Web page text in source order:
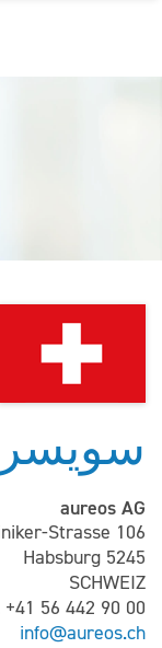
aureos AG
Strasse 106
5245 Habsburg
SCHWEIZ
+41 56 442 90 00
info@aureos.ch